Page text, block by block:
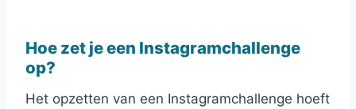
Hoe zet je een Instagramchallenge
op?
Het opzetten van een Instagramchallenge hoeft